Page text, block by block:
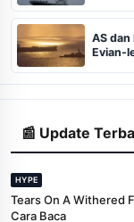
AS dan
Evian-
📰 Update
HYPE
Tears On A Withered
Cara Baca